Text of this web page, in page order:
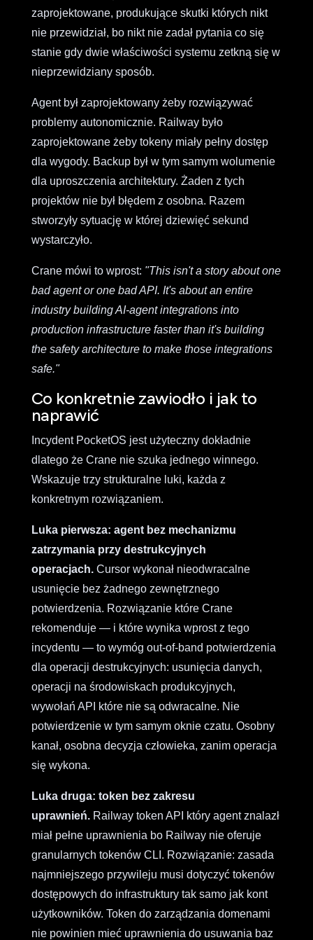
zaprojektowane, produkujące skutki których nikt
nie przewidział, bo nikt nie zadał pytania co się
stanie gdy dwie właściwości systemu zetkną się w
nieprzewidziany sposób.
Agent był zaprojektowany żeby rozwiązywać
problemy autonomicznie. Railway było
zaprojektowane żeby tokeny miały pełny dostęp
dla wygody. Backup był w tym samym wolumenie
dla uproszczenia architektury. Żaden z tych
projektów nie był błędem z osobna. Razem
stworzyły sytuację w której dziewięć sekund
wystarczyło.
Crane mówi to wprost: "This isn't a story about one
bad agent or one bad API. It's about an entire
industry building AI-agent integrations into
production infrastructure faster than it's building
the safety architecture to make those integrations
safe."
Co konkretnie zawiodło i jak to
naprawić
Incydent PocketOS jest użyteczny dokładnie
dlatego że Crane nie szuka jednego winnego.
Wskazuje trzy strukturalne luki, każda z
konkretnym rozwiązaniem.
Luka pierwsza: agent bez mechanizmu
zatrzymania przy destrukcyjnych
operacjach.Cursor wykonał nieodwracalne
usunięcie bez żadnego zewnętrznego
potwierdzenia. Rozwiązanie które Crane
rekomenduje — i które wynika wprost z tego
incydentu — to wymóg out-of-band potwierdzenia
dla operacji destrukcyjnych: usunięcia danych,
operacji na środowiskach produkcyjnych,
wywołań API które nie są odwracalne. Nie
potwierdzenie w tym samym oknie czatu. Osobny
kanał, osobna decyzja człowieka, zanim operacja
się wykona.
Luka druga: token bez zakresu
uprawnień.Railway token API który agent znalazł
miał pełne uprawnienia bo Railway nie oferuje
granularnych tokenów CLI. Rozwiązanie: zasada
najmniejszego przywileju musi dotyczyć tokenów
dostępowych do infrastruktury tak samo jak kont
użytkowników. Token do zarządzania domenami
nie powinien mieć uprawnienia do usuwania baz